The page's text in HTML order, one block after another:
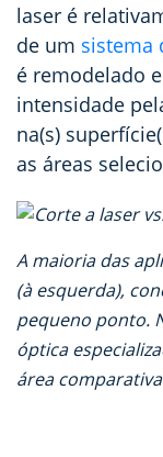
laser é
de um sistema
é remodelado
intensidade
na(s)
as áreas
A maioria das
(à esquerda),
pequeno ponto.
óptica
área